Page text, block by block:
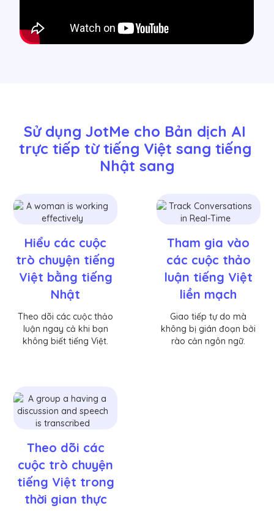
Sử dụng JotMe cho Bản dịch AI
trực tiếp từ tiếng Việt sang tiếng
Nhật sang
Hiểu các cuộc
trò chuyện tiếng
Việt bằng tiếng
Nhật
Theo dõi các cuộc thảo
luận ngay cả khi bạn
không biết tiếng Việt.
Tham gia vào
các cuộc thảo
luận tiếng Việt
liền mạch
Giao tiếp tự do mà
không bị gián đoạn bởi
rào cản ngôn ngữ.
Theo dõi các
cuộc trò chuyện
tiếng Việt trong
thời gian thực